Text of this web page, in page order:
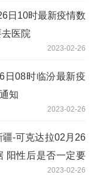
日10时最新疫情数
医院
2023-02-26
日08时临汾最新疫
知
2023-02-26
-可克达拉02月26
阳性后是否一定要
2023-02-26